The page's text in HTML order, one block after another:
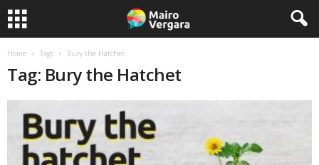
Home Tags Bury the Hatchet
Tag: Bury the Hatchet